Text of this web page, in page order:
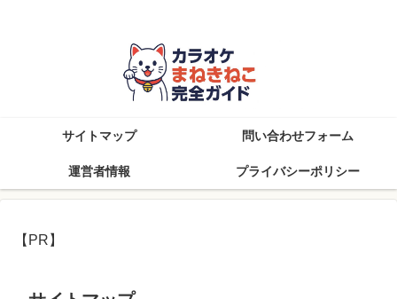
サイトマップ 問い合わせフォーム
運営者情報 プライバシーポリシー
【PR】